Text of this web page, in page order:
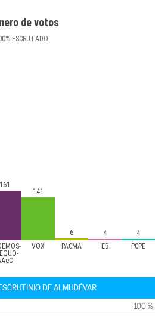
de votos
% ESCRUTADO
VOX PACMA EB PCPE
161
141
6 4 4
DE ALMUDÉVAR
100 %